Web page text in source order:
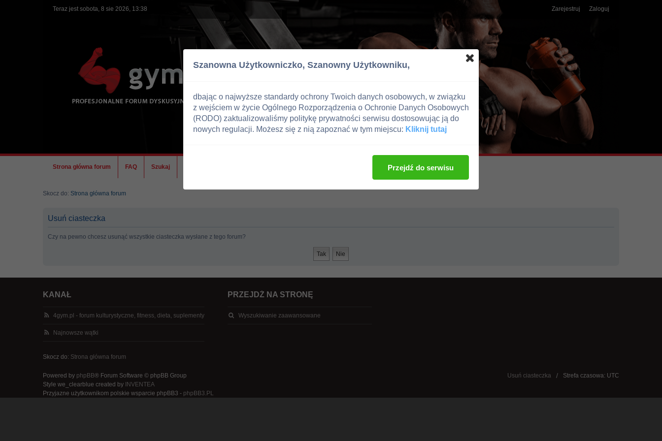
Teraz jest sobota, 8 sie 2026, 13:38 Zarejestruj Zaloguj
Strona główna forum FAQ Szukaj
Skocz do: Strona główna forum
Usuń ciasteczka
Czy na pewno chcesz usunąć wszystkie ciasteczka wysłane z tego forum?
KANAŁ
4gym.pl - forum kulturystyczne, fitness, dieta, suplementy
Najnowsze wątki
PRZEJDŹ NA STRONĘ
Wyszukiwanie zaawansowane
Skocz do: Strona główna forum
Usuń ciasteczka Strefa czasowa: UTC
Powered by phpBB® Forum Software © phpBB Group
Style we_clearblue created by INVENTEA
Przyjazne użytkownikom polskie wsparcie phpBB3 - phpBB3.PL
Szanowna Użytkowniczko, Szanowny Użytkowniku,
dbając o najwyższe standardy ochrony Twoich danych osobowych, w związku
z wejściem w życie Ogólnego Rozporządzenia o Ochronie Danych Osobowych
(RODO) zaktualizowaliśmy politykę prywatności serwisu dostosowując ją do
nowych regulacji. Możesz się z nią zapoznać w tym miejscu: Kliknij tutaj
Przejdź do serwisu